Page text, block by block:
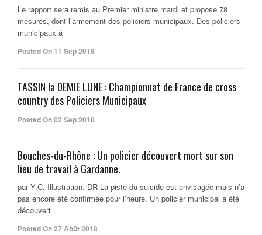
Le rapport sera remis au Premier ministre mardi et propose 78
mesures, dont l’armement des policiers municipaux. Des policiers
municipaux à
Posted On 11 Sep 2018
TASSIN la DEMIE LUNE : Championnat de France de cross
country des Policiers Municipaux
Posted On 02 Sep 2018
Bouches-du-Rhône : Un policier découvert mort sur son
lieu de travail à Gardanne.
par Y.C. Illustration. DR La piste du suicide est envisagée mais n’a
pas encore été confirmée pour l’heure. Un policier municipal a été
découvert
Posted On 27 Août 2018